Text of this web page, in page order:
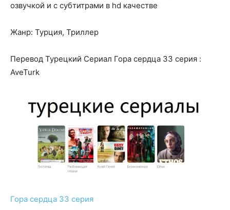
озвучкой и с субтитрами в hd качестве
Жанр: Турция, Триллер
Перевод Турецкий Сериал Гора сердца 33 серия :
AveTurk
Гора сердца 33 серия